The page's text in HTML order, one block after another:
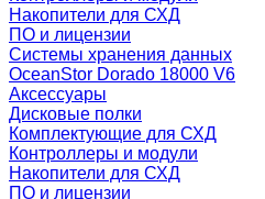
Накопители для СХД
ПО и лицензии
Системы хранения данных
OceanStor Dorado 18000 V6
Аксессуары
Дисковые полки
Комплектующие для СХД
Контроллеры и модули
Накопители для СХД
ПО и лицензии